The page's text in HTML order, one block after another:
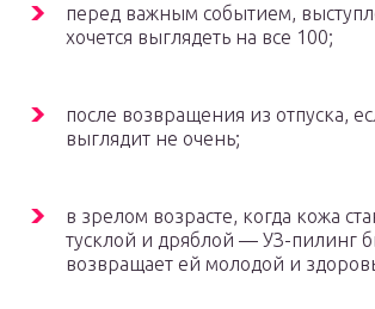
перед важным событием,
хочется выглядеть на все 100;
после возвращения из отпуска,
выглядит не очень;
в зрелом возрасте, когда кожа
тусклой и дряблой — УЗ-пилинг
возвращает ей молодой и